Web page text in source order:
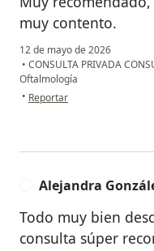
muy contento.
12 de mayo de 2026
• CONSULTA PRIVADA
Oftalmología
• en opinión del usuario
Reportar
Alejandra
Todo muy bien
consulta súper